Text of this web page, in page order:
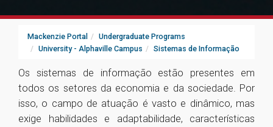
Mackenzie Portal
Undergraduate Programs
University - Alphaville Campus
Sistemas de Informação
Os sistemas de informação estão presentes em
todos os setores da economia e da sociedade. Por
isso, o campo de atuação é vasto e dinâmico, mas
exige habilidades e adaptabilidade, características